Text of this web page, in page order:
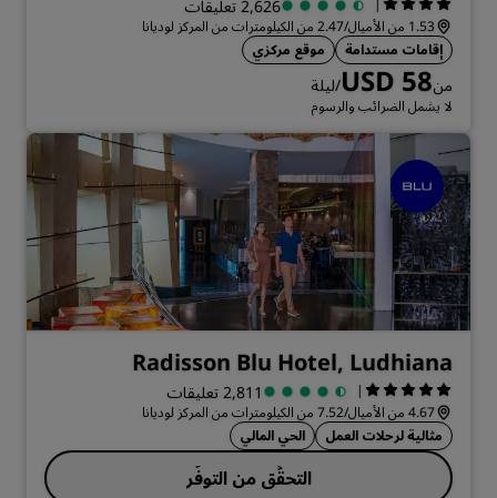
| 2,626 تعليقات
1.53 من الأميال/2.47 من الكيلومترات من المركز لوديانا
إقامات مستدامة
موقع مركزي
منUSD 58/ليلة
لا يشمل الضرائب والرسوم
Radisson Blu Hotel, Ludhiana
| 2,811 تعليقات
4.67 من الأميال/7.52 من الكيلومترات من المركز لوديانا
مثالية لرحلات العمل
الحي المالي
التحقُّق من التوفُّر